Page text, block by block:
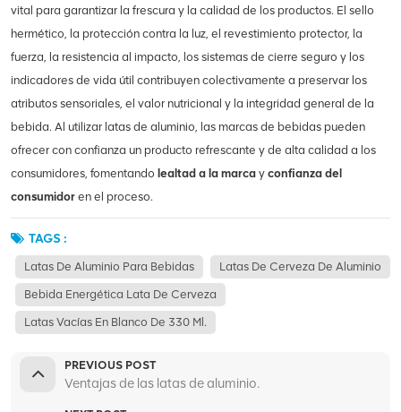
vital para garantizar la frescura y la calidad de los productos. El sello
hermético, la protección contra la luz, el revestimiento protector, la
fuerza, la resistencia al impacto, los sistemas de cierre seguro y los
indicadores de vida útil contribuyen colectivamente a preservar los
atributos sensoriales, el valor nutricional y la integridad general de la
bebida. Al utilizar latas de aluminio, las marcas de bebidas pueden
ofrecer con confianza un producto refrescante y de alta calidad a los
consumidores, fomentando lealtad a la marca y confianza del
consumidor en el proceso.
TAGS :
Latas De Aluminio Para Bebidas Latas De Cerveza De Aluminio
Bebida Energética Lata De Cerveza
Latas Vacías En Blanco De 330 Ml.
PREVIOUS POST
Ventajas de las latas de aluminio.